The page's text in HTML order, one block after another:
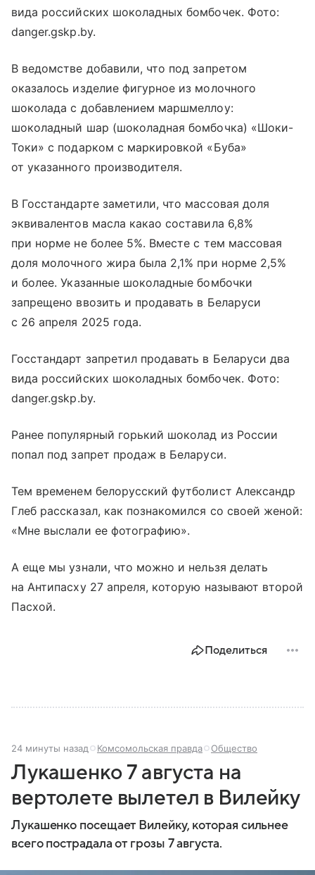
вида российских шоколадных бомбочек. Фото:
danger.gskp.by.
В ведомстве добавили, что под запретом
оказалось изделие фигурное из молочного
шоколада с добавлением маршмеллоу:
шоколадный шар (шоколадная бомбочка) «Шоки-
Токи» с подарком с маркировкой «Буба»
от указанного производителя.
В Госстандарте заметили, что массовая доля
эквивалентов масла какао составила 6,8%
при норме не более 5%. Вместе с тем массовая
доля молочного жира была 2,1% при норме 2,5%
и более. Указанные шоколадные бомбочки
запрещено ввозить и продавать в Беларуси
с 26 апреля 2025 года.
Госстандарт запретил продавать в Беларуси два
вида российских шоколадных бомбочек. Фото:
danger.gskp.by.
Ранее популярный горький шоколад из России
попал под запрет продаж в Беларуси.
Тем временем белорусский футболист Александр
Глеб рассказал, как познакомился со своей женой:
«Мне выслали ее фотографию».
А еще мы узнали, что можно и нельзя делать
на Антипасху 27 апреля, которую называют второй
Пасхой.
Поделиться
24 минуты назад Комсомольская правда Общество
Лукашенко 7 августа на
вертолете вылетел в Вилейку
Лукашенко посещает Вилейку, которая сильнее
всего пострадала от грозы 7 августа.